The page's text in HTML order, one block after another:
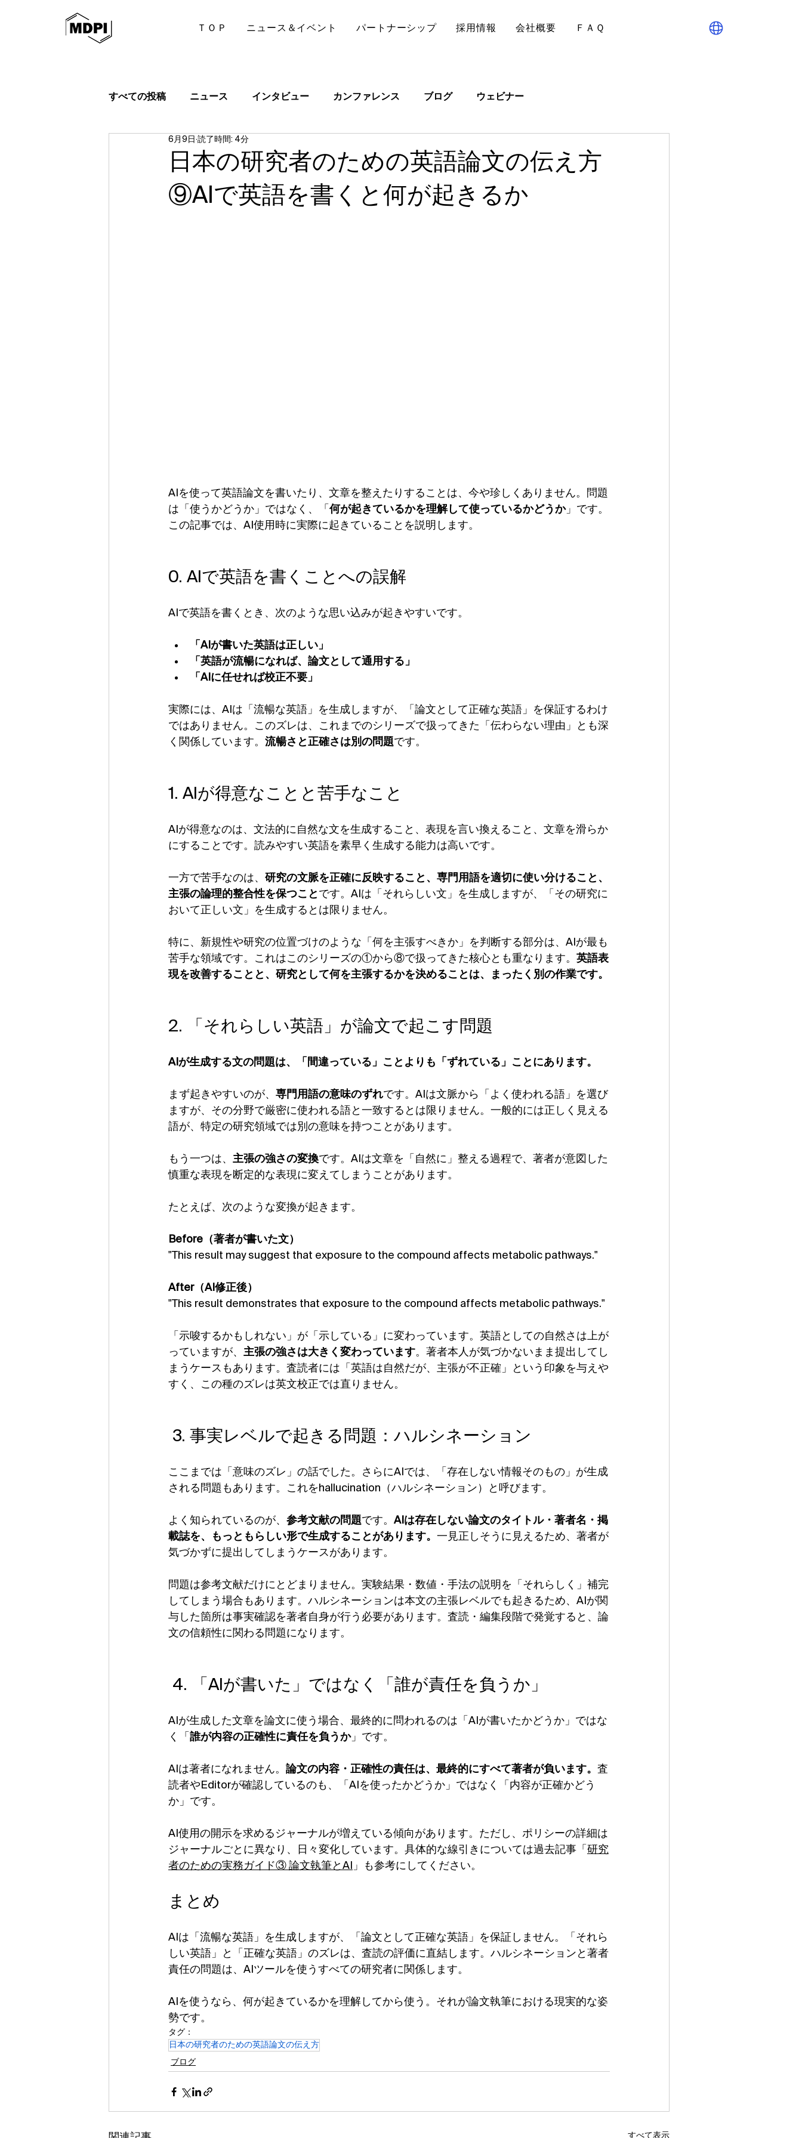
ＴＯＰ ニュース＆イベント パートナーシップ 採用情報 会社概要 ＦＡＱ
すべての投稿 ニュース インタビュー カンファレンス ブログ ウェビナー
日本の研究者のための英語論文の伝え方
⑨AIで英語を書くと何が起きるか
6月9日 読了時間: 4分
AIを使って英語論文を書いたり、文章を整えたりすることは、今や珍しくありません。問題
は「使うかどうか」ではなく、「 何が起きているかを理解して使っているかどうか」です。
この記事では、AI使用時に実際に起きていることを説明します。
0. AIで英語を書くことへの誤解
AIで英語を書くとき、次のような思い込みが起きやすいです。
「AIが書いた英語は正しい」
「英語が流暢になれば、論文として通用する」
「AIに任せれば校正不要」
実際には、AIは「流暢な英語」を生成しますが、「論文として正確な英語」を保証するわけ
ではありません。このズレは、これまでのシリーズで扱ってきた「伝わらない理由」とも深
く関係しています。 流暢さと正確さは別の問題です。
1. AIが得意なことと苦手なこと
AIが得意なのは、文法的に自然な文を生成すること、表現を言い換えること、文章を滑らか
にすることです。読みやすい英語を素早く生成する能力は高いです。
一方で苦手なのは、 研究の文脈を正確に反映すること、専門用語を適切に使い分けること、
主張の論理的整合性を保つこと です。AIは「それらしい文」を生成しますが、「その研究に
おいて正しい文」を生成するとは限りません。
特に、新規性や研究の位置づけのような「何を主張すべきか」を判断する部分は、AIが最も
苦手な領域です。これはこのシリーズの①から⑧で扱ってきた核心とも重なります。 英語表
現を改善することと、研究として何を主張するかを決めることは、まったく別の作業です。
2. 「それらしい英語」が論文で起こす問題
AIが生成する文の問題は、「間違っている」ことよりも「ずれている」ことにあります。
まず起きやすいのが、 専門用語の意味のずれです。AIは文脈から「よく使われる語」を選び
ますが、その分野で厳密に使われる語と一致するとは限りません。一般的には正しく見える
語が、特定の研究領域では別の意味を持つことがあります。
もう一つは、 主張の強さの変換です。AIは文章を「自然に」整える過程で、著者が意図した
慎重な表現を断定的な表現に変えてしまうことがあります。
たとえば、次のような変換が起きます。
Before（著者が書いた文）
"This result may suggest that exposure to the compound affects metabolic pathways."
After（AI修正後）
"This result demonstrates that exposure to the compound affects metabolic pathways."
「示唆するかもしれない」が「示している」に変わっています。英語としての自然さは上が
っていますが、 主張の強さは大きく変わっています。著者本人が気づかないまま提出してし
まうケースもあります。査読者には「英語は自然だが、主張が不正確」という印象を与えや
すく、この種のズレは英文校正では直りません。
3. 事実レベルで起きる問題：ハルシネーション
ここまでは「意味のズレ」の話でした。さらにAIでは、「存在しない情報そのもの」が生成
される問題もあります。これをhallucination（ハルシネーション）と呼びます。
よく知られているのが、 参考文献の問題です。 AIは存在しない論文のタイトル・著者名・掲
載誌を、もっともらしい形で生成することがあります。 一見正しそうに見えるため、著者が
気づかずに提出してしまうケースがあります。
問題は参考文献だけにとどまりません。実験結果・数値・手法の説明を「それらしく」補完
してしまう場合もあります。ハルシネーションは本文の主張レベルでも起きるため、AIが関
与した箇所は事実確認を著者自身が行う必要があります。査読・編集段階で発覚すると、論
文の信頼性に関わる問題になります。
4. 「AIが書いた」ではなく「誰が責任を負うか」
AIが生成した文章を論文に使う場合、最終的に問われるのは「AIが書いたかどうか」ではな
く「 誰が内容の正確性に責任を負うか」です。
AIは著者になれません。 論文の内容・正確性の責任は、最終的にすべて著者が負います。 査
読者やEditorが確認しているのも、「AIを使ったかどうか」ではなく「内容が正確かどう
か」です。
AI使用の開示を求めるジャーナルが増えている傾向があります。ただし、ポリシーの詳細は
ジャーナルごとに異なり、日々変化しています。具体的な線引きについては過去記事「 研究
者のための実務ガイド③ 論文執筆とAI
」も参考にしてください。
まとめ
AIは「流暢な英語」を生成しますが、「論文として正確な英語」を保証しません。「それら
しい英語」と「正確な英語」のズレは、査読の評価に直結します。ハルシネーションと著者
責任の問題は、AIツールを使うすべての研究者に関係します。
AIを使うなら、何が起きているかを理解してから使う。それが論文執筆における現実的な姿
勢です。
タグ：
日本の研究者のための英語論文の伝え方
ブログ
すべて表示